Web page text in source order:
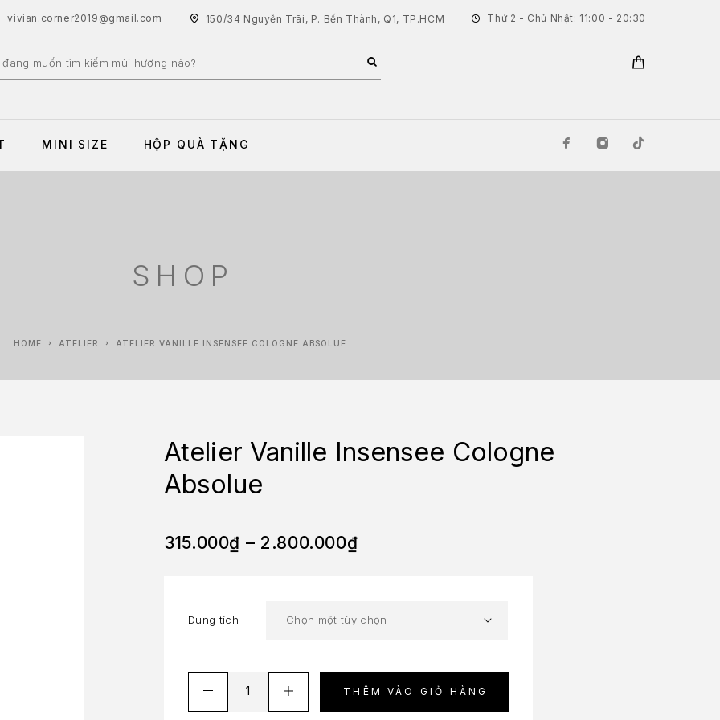
vivian.corner2019@gmail.com 150/34 Nguyễn Trãi, P. Bến Thành, Q1, TP.HCM Thứ 2 - Chủ Nhật: 11:00 - 20:30
MINI SIZE HỘP QUÀ TẶNG
SHOP
HOME ATELIER ATELIER VANILLE INSENSEE COLOGNE ABSOLUE
Atelier Vanille Insensee Cologne
Absolue
315.000₫ – 2.800.000₫
Dung tích
THÊM VÀO GIỎ HÀNG